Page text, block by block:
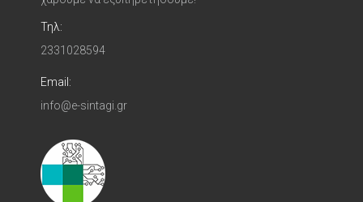
Τηλ:
2331028594
Email:
info@e-sintagi.gr